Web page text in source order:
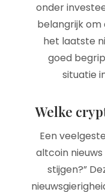
onder
belangrijk
het laatste
goed
situatie
Welke
Een
altcoin
stijgen?”